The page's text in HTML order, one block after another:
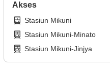
Akses
Stasiun Mikuni
Stasiun Mikuni-Minato
Stasiun Mikuni-Jinjya